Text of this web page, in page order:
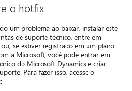
o hotfix
um problema ao baixar, instalar este
de suporte técnico, entre em
se estiver registrado em um plano
a Microsoft, você pode entrar em
do Microsoft Dynamics e criar
Para fazer isso, acesse o